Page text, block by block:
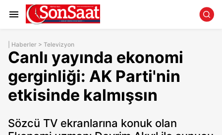
Haberler > Televizyon
Canlı yayında ekonomi
gerginliği: AK Parti'nin
etkisinde kalmışsın
Sözcü TV ekranlarına konuk olan